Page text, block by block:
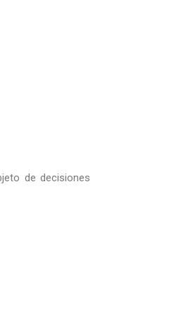
de decisiones